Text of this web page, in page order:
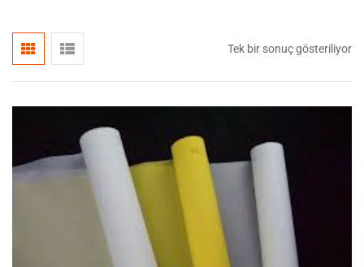
Tek bir sonuç gösteriliyor